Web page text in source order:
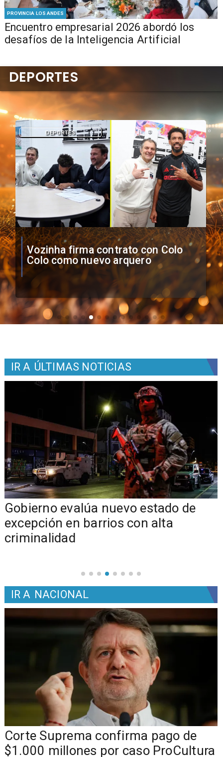
PROVINCIA LOS ANDES
Encuentro empresarial 2026 abordó los
desafíos de la Inteligencia Artificial
O'Higgins cae por penales ante
Boca Juniors en Copa
Sudamericana
DEPORTES
DEPORTES
IR A ÚLTIMAS NOTICIAS
Gobierno evalúa nuevo estado de
excepción en barrios con alta
criminalidad
IR A NACIONAL
Corte Suprema confirma pago de
$1.000 millones por caso ProCultura